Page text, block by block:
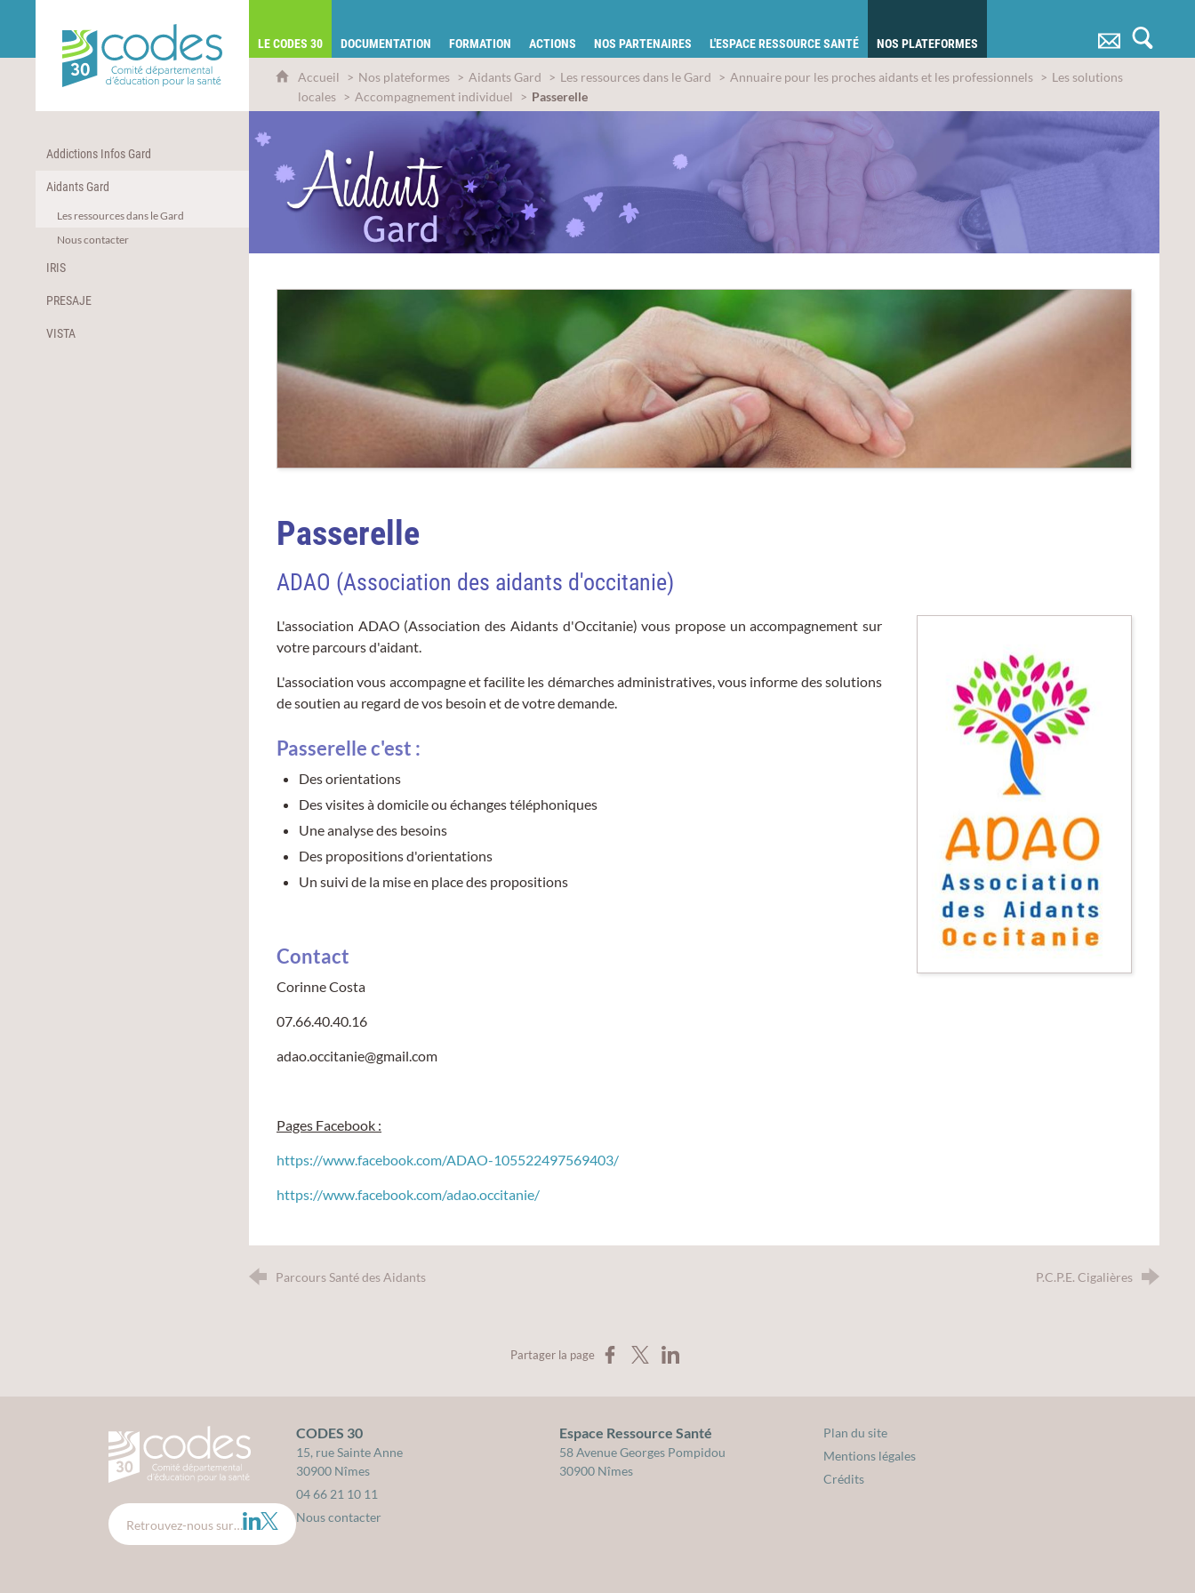
LE CODES 30 DOCUMENTATION FORMATION ACTIONS NOS PARTENAIRES L'ESPACE RESSOURCE SANTÉ NOS PLATEFORMES
Addictions Infos Gard
Aidants Gard
Les ressources dans le Gard
Nous contacter
IRIS
PRESAJE
VISTA
Accueil Nos plateformes Aidants Gard Les ressources dans le Gard Annuaire pour les proches aidants et les professionnels
Les solutions
locales
Accompagnement individuel Passerelle
Passerelle
ADAO (Association des aidants d'occitanie)
L'association ADAO (Association des Aidants d'Occitanie) vous propose un accompagnement sur
votre parcours d'aidant.
L'association vous accompagne et facilite les démarches administratives, vous informe des solutions
de soutien au regard de vos besoin et de votre demande.
Passerelle c'est :
Des orientations
Des visites à domicile ou échanges téléphoniques
Une analyse des besoins
Des propositions d'orientations
Un suivi de la mise en place des propositions
Contact
Corinne Costa
07.66.40.40.16
adao.occitanie@gmail.com
Pages Facebook :
https://www.facebook.com/ADAO-105522497569403/
https://www.facebook.com/adao.occitanie/
Parcours Santé des Aidants P.C.P.E. Cigalières
Partager la page Partager sur Facebook
Partager sur XPartager sur LinkedIn
CODES 30 - Comité Départemental d'éducation pour la santé du Gard
Retrouvez-nous sur… LinkedIn
Twitter
CODES 30
15, rue Sainte Anne
30900 Nîmes
04 66 21 10 11
Nous contacter
Espace Ressource Santé
58 Avenue Georges Pompidou
30900 Nîmes
Plan du site
Mentions légales
Crédits